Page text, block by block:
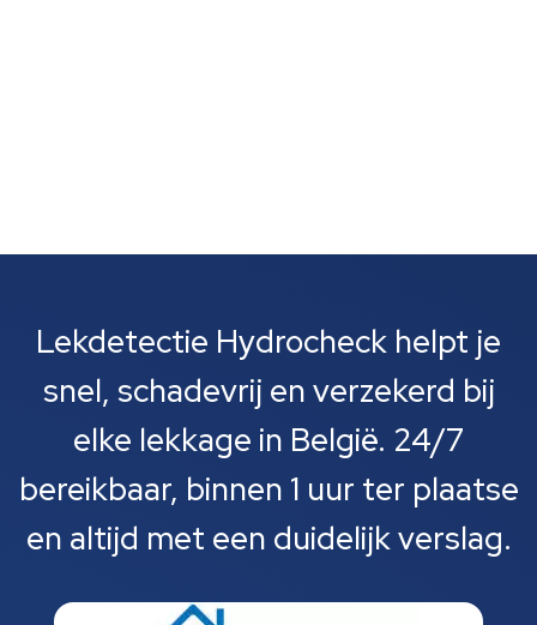
Lekdetectie Hydrocheck helpt je
snel, schadevrij en verzekerd bij
elke lekkage in België. 24/7
bereikbaar, binnen 1 uur ter plaatse
en altijd met een duidelijk verslag.